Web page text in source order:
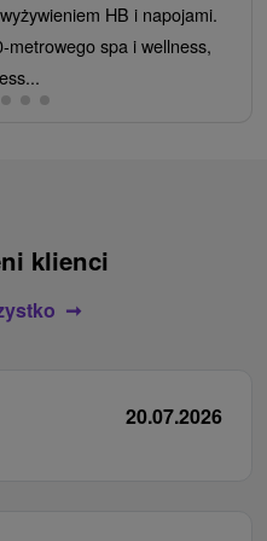
HB i napojami.
metrowego spa i wellness,
klienci
20.07.2026